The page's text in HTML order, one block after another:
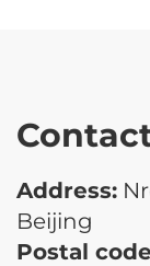
Address:
Beijing
Postal